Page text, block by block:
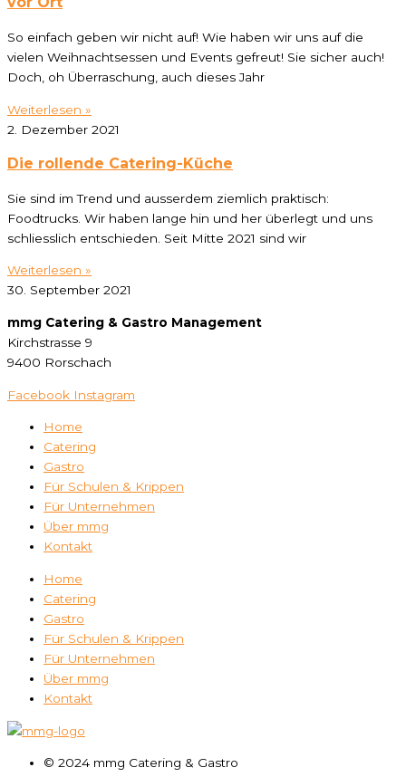
So einfach geben wir nicht auf! Wie haben wir uns auf die
vielen Weihnachtsessen und Events gefreut! Sie sicher auch!
Doch, oh Überraschung, auch dieses Jahr
Weiterlesen »
2. Dezember 2021
Die rollende Catering-Küche
Sie sind im Trend und ausserdem ziemlich praktisch:
Foodtrucks. Wir haben lange hin und her überlegt und uns
schliesslich entschieden. Seit Mitte 2021 sind wir
Weiterlesen »
30. September 2021
mmg Catering & Gastro Management
Kirchstrasse 9
9400 Rorschach
Facebook Instagram
Home
Catering
Gastro
Für Schulen & Krippen
Für Unternehmen
Über mmg
Kontakt
Home
Catering
Gastro
Für Schulen & Krippen
Für Unternehmen
Über mmg
Kontakt
© 2024 mmg Catering & Gastro